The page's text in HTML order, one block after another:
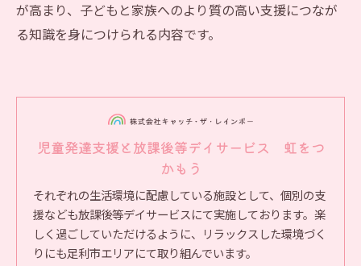
が高まり、子どもと家族へのより質の高い支援につなが
る知識を身につけられる内容です。
児童発達支援と放課後等デイサービス 虹をつ
かもう
それぞれの生活環境に配慮している施設として、個別の支
援なども放課後等デイサービスにて実施しております。楽
しく過ごしていただけるように、リラックスした環境づく
りにも足利市エリアにて取り組んでいます。